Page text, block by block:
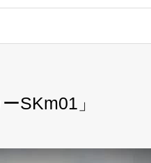
SKm01」